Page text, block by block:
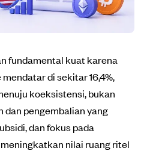
fundamental kuat karena
di sekitar 16,4%,
koeksistensi, bukan
dan pengembalian yang
dan fokus pada
nilai ruang ritel